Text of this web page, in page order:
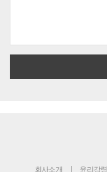
회사소개 윤리강령